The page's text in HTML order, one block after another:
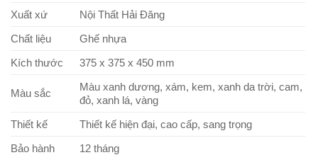
Xuất xứ
Nội Thất Hải Đăng
Chất liệu
Ghế nhựa
Kích thước
375 x 375 x 450 mm
Màu sắc
Màu xanh dương, xám, kem, xanh da trời, cam,
đỏ, xanh lá, vàng
Thiết kế
Thiết kế hiện đại, cao cấp, sang trọng
Bảo hành
12 tháng